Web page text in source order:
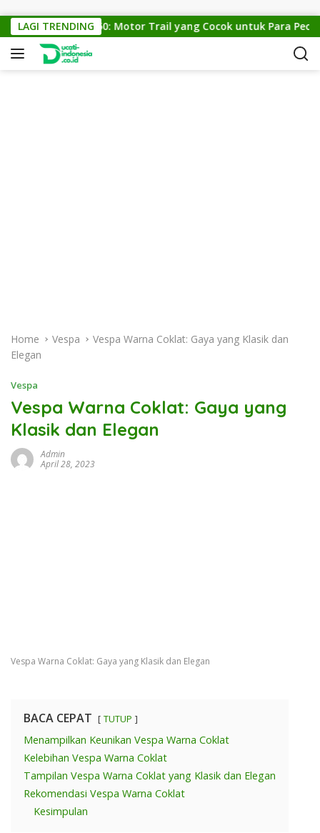
LAGI TRENDING
KTM Cross 150: Motor Trail yang Cocok untuk Para Pecinta
Home Vespa
Vespa Warna Coklat: Gaya yang Klasik dan
Elegan
Vespa
Vespa Warna Coklat: Gaya yang
Klasik dan Elegan
Admin
April 28, 2023
Vespa Warna Coklat: Gaya yang Klasik dan Elegan
BACA CEPAT TUTUP
Menampilkan Keunikan Vespa Warna Coklat
Kelebihan Vespa Warna Coklat
Tampilan Vespa Warna Coklat yang Klasik dan Elegan
Rekomendasi Vespa Warna Coklat
Kesimpulan